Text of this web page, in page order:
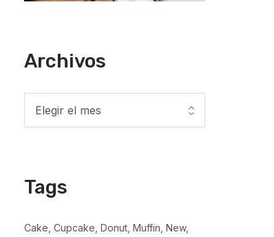
Archivos
Tags
Cake Cupcake Donut Muffin New